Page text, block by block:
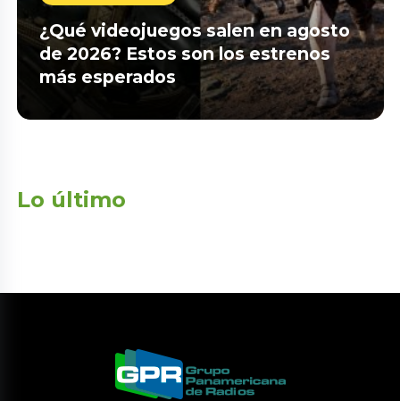
¿Qué videojuegos salen en agosto
de 2026? Estos son los estrenos
más esperados
Lo último